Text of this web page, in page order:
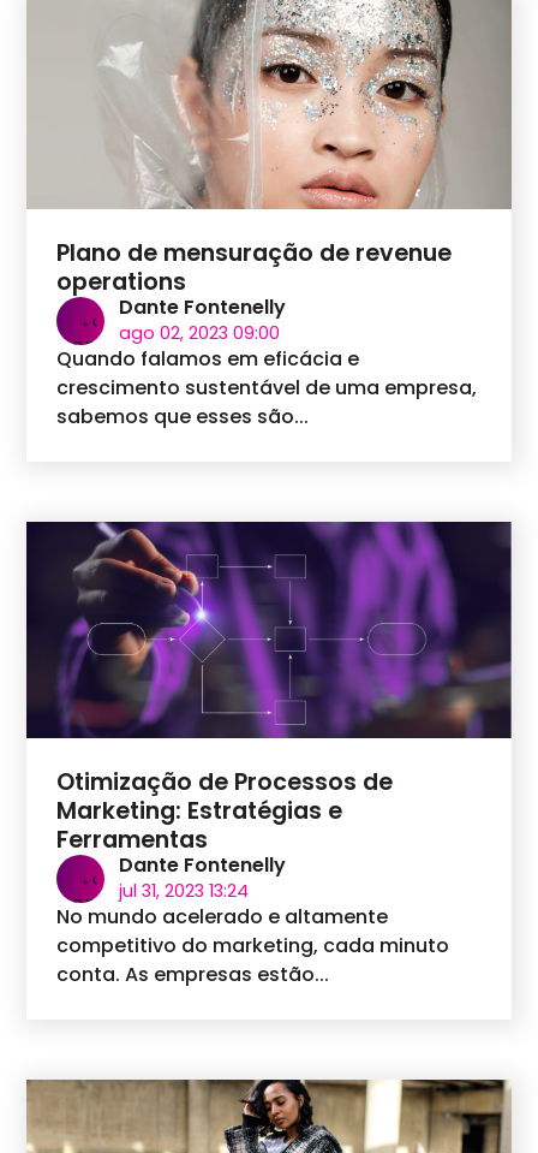
Plano de mensuração de revenue
operations
Dante Fontenelly
ago 02, 2023 09:00
Quando falamos em eficácia e
crescimento sustentável de uma empresa,
sabemos que esses são...
Otimização de Processos de
Marketing: Estratégias e
Ferramentas
Dante Fontenelly
jul 31, 2023 13:24
No mundo acelerado e altamente
competitivo do marketing, cada minuto
conta. As empresas estão...